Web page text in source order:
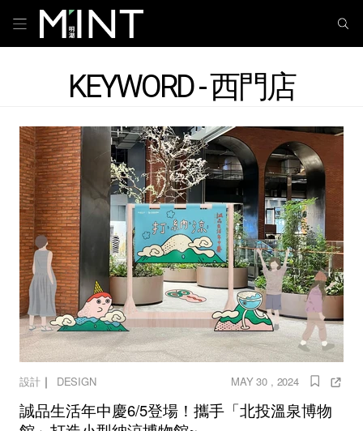
KEYWORD - 西門店
設計｜ DESIGN MAY 30 , 2024
誠品生活年中慶6/5登場！攜手「北投溫泉博物